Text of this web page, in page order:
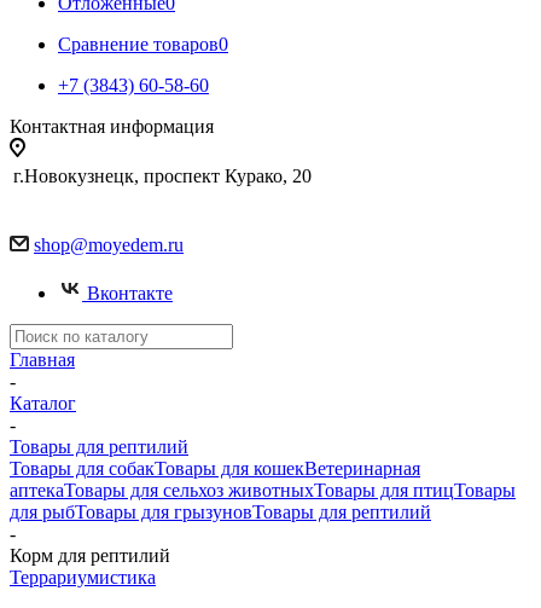
Сравнение товаров0
+7 (3843) 60-58-60
Контактная информация
г.Новокузнецк, проспект Курако, 20
shop@moyedem.ru
Вконтакте
Главная
-
Каталог
-
Товары для рептилий
Товары для собакТовары для кошекВетеринарная
аптекаТовары для сельхоз животныхТовары для птицТовары
для рыбТовары для грызуновТовары для рептилий
-
Корм для рептилий
Террариумистика